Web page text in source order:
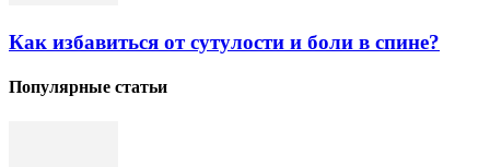
Как избавиться от сутулости и боли в спине?
Популярные статьи